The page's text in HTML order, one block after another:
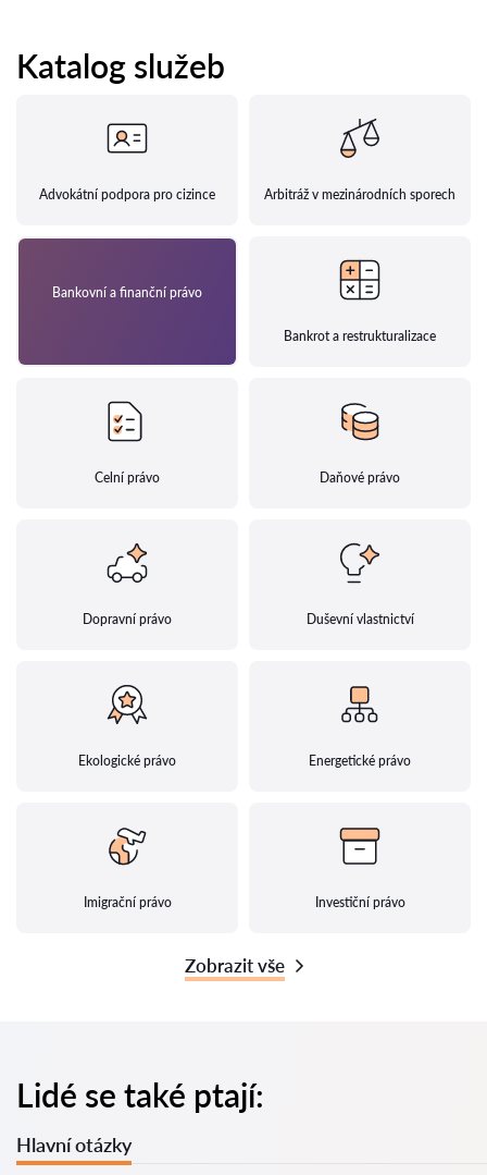
Katalog služeb
Advokátní podpora pro cizince Arbitráž v mezinárodních sporech
Bankovní a finanční právo
Bankrot a restrukturalizace
Celní právo Daňové právo
Dopravní právo Duševní vlastnictví
Ekologické právo Energetické právo
Imigrační právo Investiční právo
Zobrazit vše
Lidé se také ptají:
Hlavní otázky